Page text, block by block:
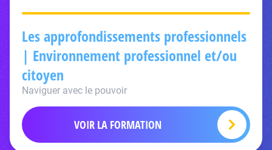
Les approfondissements professionnels
| Environnement professionnel et/ou
citoyen
Naviguer avec le pouvoir
VOIR LA FORMATION